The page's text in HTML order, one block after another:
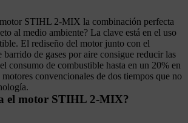
STIHL 2-MIX la combinación perfecta
al medio ambiente? La clave está en el uso
El rediseño del motor junto con el
barrido de gases por aire consigue reducir las
consumo de combustible hasta en un 20% en
convencionales de dos tiempos que no
el motor STIHL 2-MIX?